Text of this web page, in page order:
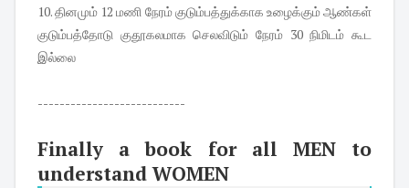
10. தினமும் 12 மணி நேரம் குடும்பத்துக்காக உழைக்கும் ஆண்கள்
குடும்பத்தோடு குதூகலமாக செலவிடும் நேரம் 30 நிமிடம் கூட
இல்லை
---------------------------
Finally a book for all MEN to
understand WOMEN